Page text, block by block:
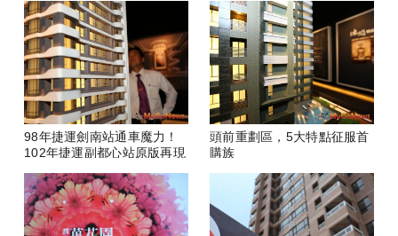
98年捷運劍南站通車魔力！
102年捷運副都心站原版再現
頭前重劃區，5大特點征服首
購族